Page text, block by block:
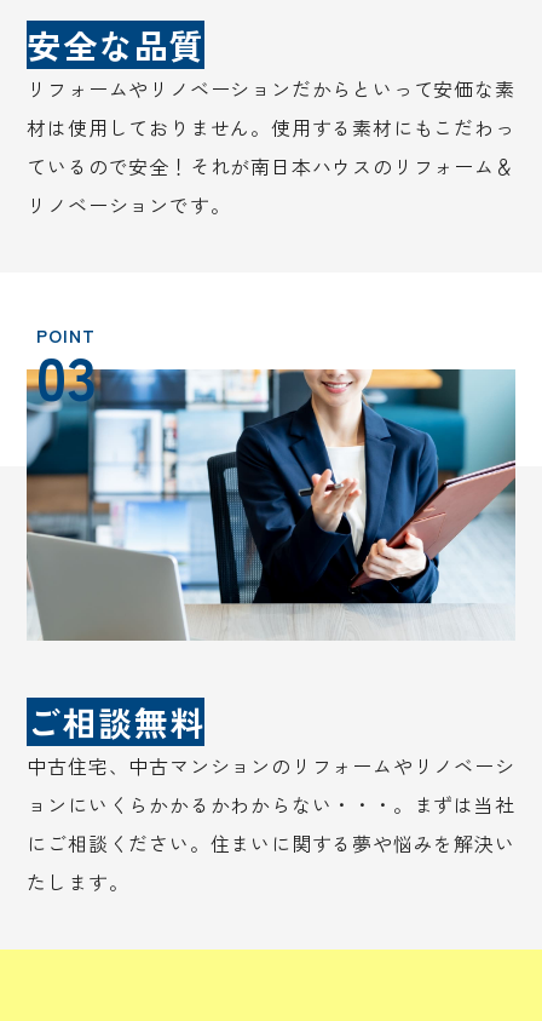
安全な品質
リフォームやリノベーションだからといって安価な素
材は使用しておりません。使用する素材にもこだわっ
ているので安全！それが南日本ハウスのリフォーム＆
リノベーションです。
03
ご相談無料
中古住宅、中古マンションのリフォームやリノベーシ
ョンにいくらかかるかわからない・・・。まずは当社
にご相談ください。住まいに関する夢や悩みを解決い
たします。